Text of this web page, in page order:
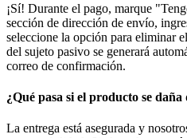
¡Sí! Durante el pago, marque
sección de dirección de envío,
seleccione la opción para eliminar
del sujeto pasivo se generará
correo de confirmación.
¿Qué pasa si el producto se
La entrega está asegurada y